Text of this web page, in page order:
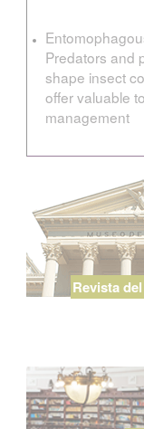
Predators and
shape insect
offer valuable
management
Revista